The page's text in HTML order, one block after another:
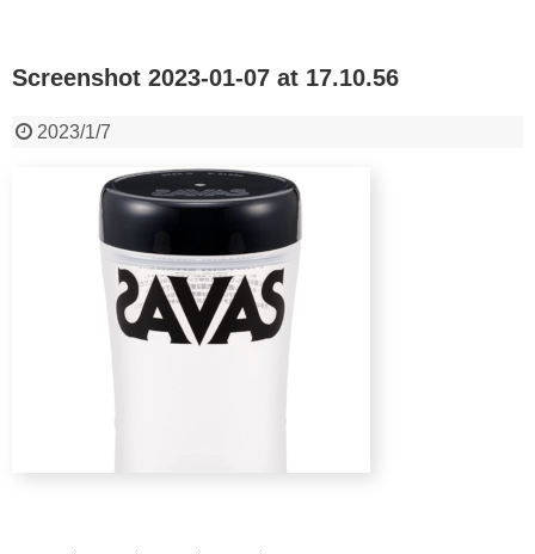
Screenshot 2023-01-07 at 17.10.56
2023/1/7